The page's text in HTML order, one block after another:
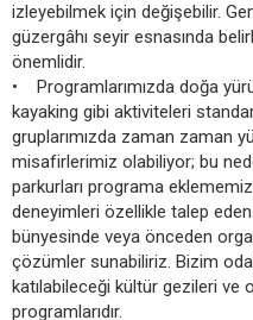
izleyebilmek için değişebilir.
güzergâhı seyir esnasında
önemlidir.
• Programlarımızda doğa
kayaking gibi aktiviteleri
gruplarımızda zaman zaman
misafirlerimiz olabiliyor; bu
parkurları programa
deneyimleri özellikle talep
bünyesinde veya önceden
çözümler sunabiliriz. Bizim
katılabileceği kültür gezileri ve
programlarıdır.